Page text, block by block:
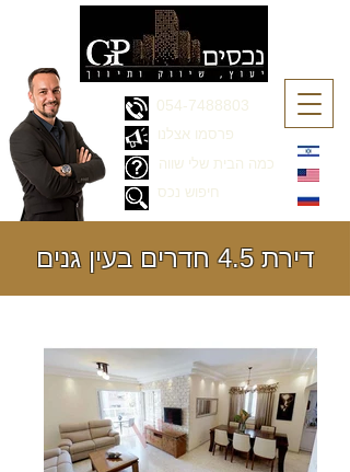
054-7488803
כמה הבית שלי שווה
פרסמו אצלנו
חיפוש נכס
דירת 4.5 חדרים בעין גנים